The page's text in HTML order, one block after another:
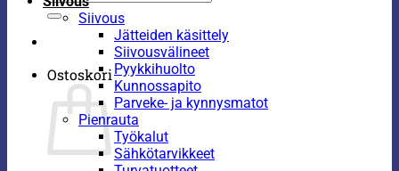
Ostoskori
Siivous
Jätteiden käsittely
Siivousvälineet
Pyykkihuolto
Kunnossapito
Parveke- ja kynnysmatot
Pienrauta
Työkalut
Sähkötarvikkeet